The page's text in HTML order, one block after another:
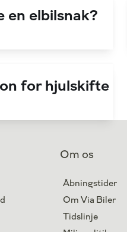
en elbilsnak?
for hjulskifte
Om os
Åbningstider
Om Via Biler
Tidslinje